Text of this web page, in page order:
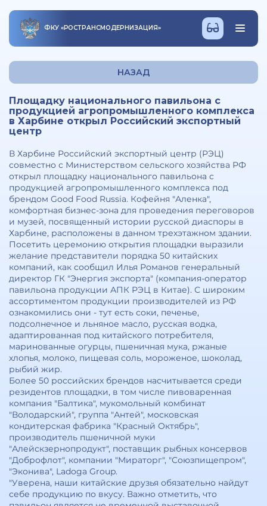
ФКУ «РОСТРАНСМОДЕРНИЗАЦИЯ»
НАЗАД
Площадку национального павильона с
продукцией агропромышленного комплекса
в Харбине открыл Российский экспортный
центр
В Харбине Российский экспортный центр (РЭЦ)
совместно с Министерством сельского хозяйства РФ
открыл площадку национального павильона с
продукцией агропромышленного комплекса под
брендом Good Food Russia. Кофейня "Аленка",
комфортная бизнес-зона для проведения переговоров
и музей, посвященный истории русской диаспоры в
Харбине, расположены в данном трехэтажном здании.
Посетить церемонию открытия площадки выразили
желание представители порядка 50 китайских
компаний, как сообщил Илья Романов генеральный
директор ГК "Энергия экспорта" (компания-оператор
павильона продукции АПК РЭЦ в Китае). С широким
ассортиментом продукции производителей из РФ
ознакомились они - тут есть соки, печенье,
подсолнечное и льняное масло, русская водка,
адаптированная под китайского потребителя,
маринованные огурцы, пшеничная мука, ржаные
хлопья, молоко, пищевая соль, мороженое, шоколад,
рыбий жир.
Более 50 российских брендов насчитывается среди
резидентов площадки, в том числе пивоваренная
компания "Балтика", мукомольный комбинат
"Володарский", группа "Антей", московская
кондитерская фабрика "Красный Октябрь",
производитель пшеничной муки
"Алейскзернопродукт", поставщик рыбных консервов
"Доброфлот", компании "Мираторг", "Союзпищепром",
"Эконива", Ladoga Group.
"Уверена, наши китайские друзья обязательно найдут
себе продукцию по вкусу. Важно отметить, что